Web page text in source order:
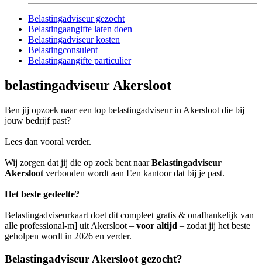
Belastingadviseur gezocht
Belastingaangifte laten doen
Belastingadviseur kosten
Belastingconsulent
Belastingaangifte particulier
belastingadviseur Akersloot
Ben jij opzoek naar een top belastingadviseur in Akersloot die bij
jouw bedrijf past?
Lees dan vooral verder.
Wij zorgen dat jij die op zoek bent naarBelastingadviseur
Akersloot verbonden wordt aan Een kantoor dat bij je past.
Het beste gedeelte?
Belastingadviseurkaart doet dit compleet gratis & onafhankelijk van
alle professional-m] uit Akersloot – voor altijd – zodat jij het beste
geholpen wordt in 2026 en verder.
Belastingadviseur Akersloot gezocht?